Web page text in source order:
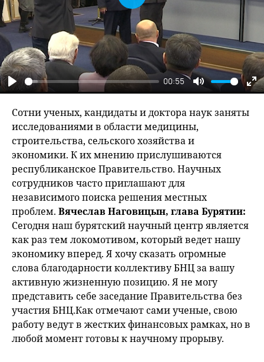
Play
00:55
Mute
Play
Сотни ученых, кандидаты и доктора наук заняты
исследованиями в области медицины,
строительства, сельского хозяйства и
экономики. К их мнению прислушиваются
республиканское Правительство. Научных
сотрудников часто приглашают для
независимого поиска решения местных
проблем. Вячеслав Наговицын, глава Бурятии:
Сегодня наш бурятский научный центр является
как раз тем локомотивом, который ведет нашу
экономику вперед. Я хочу сказать огромные
слова благодарности коллективу БНЦ за вашу
активную жизненную позицию. Я не могу
представить себе заседание Правительства без
участия БНЦ.Как отмечают сами ученые, свою
работу ведут в жестких финансовых рамках, но в
любой момент готовы к научному прорыву.